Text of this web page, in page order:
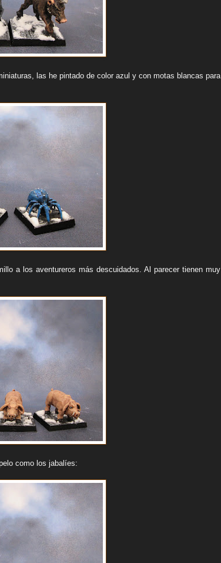
las he pintado de color azul y con motas blancas para
a los aventureros más descuidados. Al parecer tienen muy
como los jabalíes: